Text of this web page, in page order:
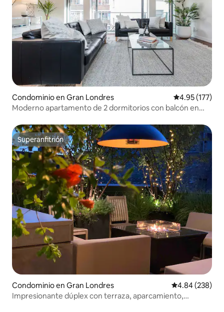
Condominio en Gran Londres Calificación
4.95 (177)
Moderno apartamento de 2 dormitorios con balcón en
Superanfitrión
Superanfitrión
Condominio en Gran Londres Calificación
4.84 (238)
Impresionante dúplex con terraza, aparcamiento,